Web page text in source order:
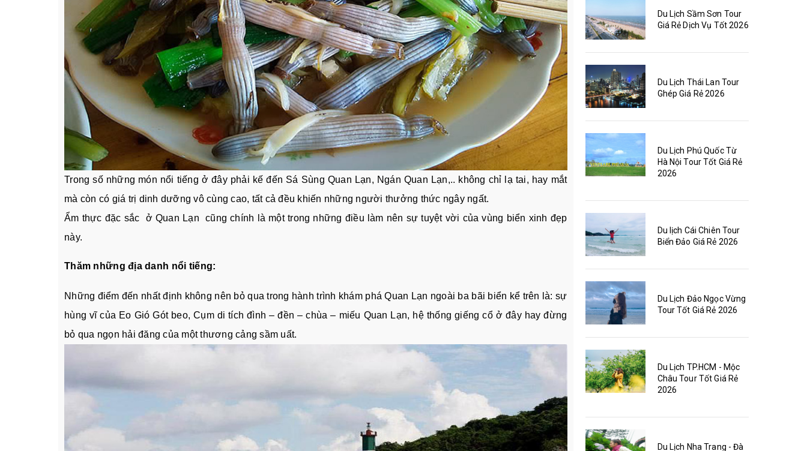
Trong số những món nổi tiếng ở đây phải kế đến Sá Sùng Quan Lạn, Ngán Quan Lạn,.. không chỉ lạ tai, hay mắt
mà còn có giá trị dinh dưỡng vô cùng cao, tất cả đều khiến những người thưởng thức ngây ngất.
Ẩm thực đặc sắc ở Quan Lạn cũng chính là một trong những điều làm nên sự tuyệt vời của vùng biển xinh đẹp
này.
Thăm những địa danh nổi tiếng:
Những điểm đến nhất định không nên bỏ qua trong hành trình khám phá Quan Lạn ngoài ba bãi biển kể trên là: sự
hùng vĩ của Eo Gió Gót beo, Cụm di tích đình – đền – chùa – miếu Quan Lạn, hệ thống giếng cổ ở đây hay đừng
bỏ qua ngọn hải đăng của một thương cảng sầm uất.
Du Lịch Sầm Sơn Tour
Giá Rẻ Dịch Vụ Tốt 2026
Du Lịch Thái Lan Tour
Ghép Giá Rẻ 2026
Du Lịch Phú Quốc Từ
Hà Nội Tour Tốt Giá Rẻ
2026
Du lịch Cái Chiên Tour
Biển Đảo Giá Rẻ 2026
Du Lịch Đảo Ngọc Vừng
Tour Tốt Giá Rẻ 2026
Du Lịch TP.HCM - Mộc
Châu Tour Tốt Giá Rẻ
2026
Du Lịch Nha Trang - Đà